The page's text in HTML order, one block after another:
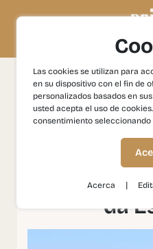
Experiencias Gastronomía
Capital del Queso Serra da
Celorico
Capital del
da
Las cookies se utilizan para
en su dispositivo con el fin de
personalizados basados en
usted acepta el uso de
consentimiento seleccionando
Acerca |